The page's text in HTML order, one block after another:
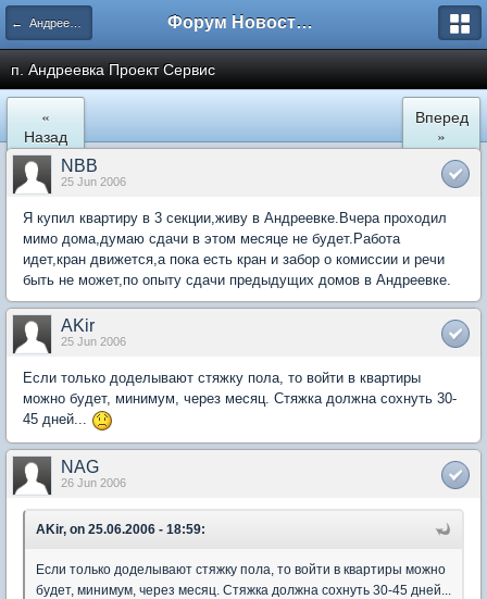
← Андреевка Форум Новостройки
п. Андреевка Проект Сервис
«
Назад
Вперед
»
NBB
25 Jun 2006
Я купил квартиру в 3 секции,живу в Андреевке.Вчера проходил
мимо дома,думаю сдачи в этом месяце не будет.Работа
идет,кран движется,а пока есть кран и забор о комиссии и речи
быть не может,по опыту сдачи предыдущих домов в Андреевке.
AKir
25 Jun 2006
Если только доделывают стяжку пола, то войти в квартиры
можно будет, минимум, через месяц. Стяжка должна сохнуть 30-
45 дней...
NAG
26 Jun 2006
AKir, on 25.06.2006 - 18:59:
Если только доделывают стяжку пола, то войти в квартиры можно
будет, минимум, через месяц. Стяжка должна сохнуть 30-45 дней...